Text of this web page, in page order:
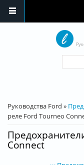
Вы здесь
Руководства Ford »
реле Ford Tourneo
Connect